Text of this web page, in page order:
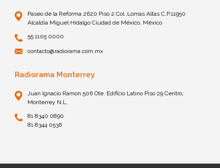
Paseo de la Reforma 2620 Piso 2 Col. Lomas Altas C.P.11950
Alcaldía Miguel Hidalgo Ciudad de México, México
55 1105 0000
contacto@radiorama.com.mx
Radiorama Monterrey
Juan Ignacio Ramon 506 Ote. Edificio Latino Piso 29 Centro,
Monterrey N.L.
81 8340 0890
81 8344 0536